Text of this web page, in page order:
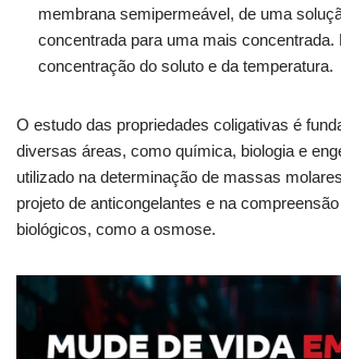
membrana semipermeável, de uma
concentrada para uma mais concentrada.
concentração do soluto e da temperatura.
O estudo das propriedades coligativas é
diversas áreas, como química, biologia e
utilizado na determinação de massas
projeto de anticongelantes e na
biológicos, como a osmose.